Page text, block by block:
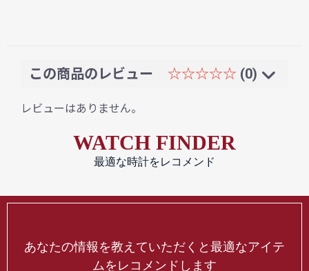
この商品のレビュー ☆☆☆☆☆ (0)
レビューはありません。
WATCH FINDER
最適な時計をレコメンド
あなたの情報を教えていただくと最適なアイテ
ムをレコメンドします